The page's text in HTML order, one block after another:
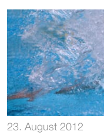
23. August 2012